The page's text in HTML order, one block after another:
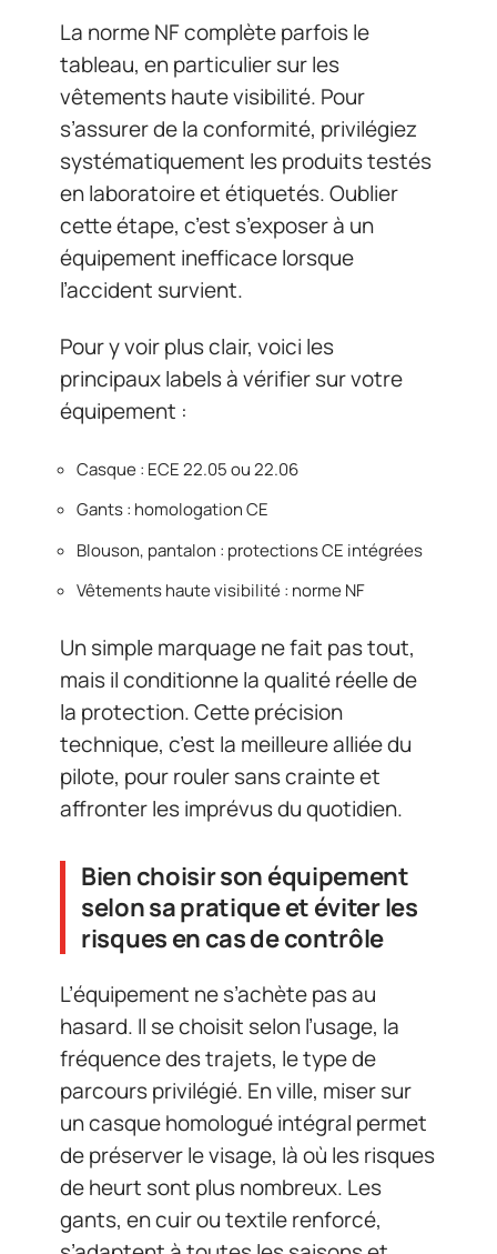
La norme NF complète parfois le
tableau, en particulier sur les
vêtements haute visibilité. Pour
s’assurer de la conformité, privilégiez
systématiquement les produits testés
en laboratoire et étiquetés. Oublier
cette étape, c’est s’exposer à un
équipement inefficace lorsque
l’accident survient.
Pour y voir plus clair, voici les
principaux labels à vérifier sur votre
équipement :
Casque : ECE 22.05 ou 22.06
Gants : homologation CE
Blouson, pantalon : protections CE intégrées
Vêtements haute visibilité : norme NF
Un simple marquage ne fait pas tout,
mais il conditionne la qualité réelle de
la protection. Cette précision
technique, c’est la meilleure alliée du
pilote, pour rouler sans crainte et
affronter les imprévus du quotidien.
Bien choisir son équipement
selon sa pratique et éviter les
risques en cas de contrôle
L’équipement ne s’achète pas au
hasard. Il se choisit selon l’usage, la
fréquence des trajets, le type de
parcours privilégié. En ville, miser sur
un casque homologué intégral permet
de préserver le visage, là où les risques
de heurt sont plus nombreux. Les
gants, en cuir ou textile renforcé,